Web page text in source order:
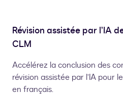
Révision assistée par l’IA
CLM
Accélérez la conclusion des
révision assistée par l’IA pour
en français.